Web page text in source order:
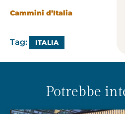
Cammini d’Italia
Tag: ITALIA
Potrebbe